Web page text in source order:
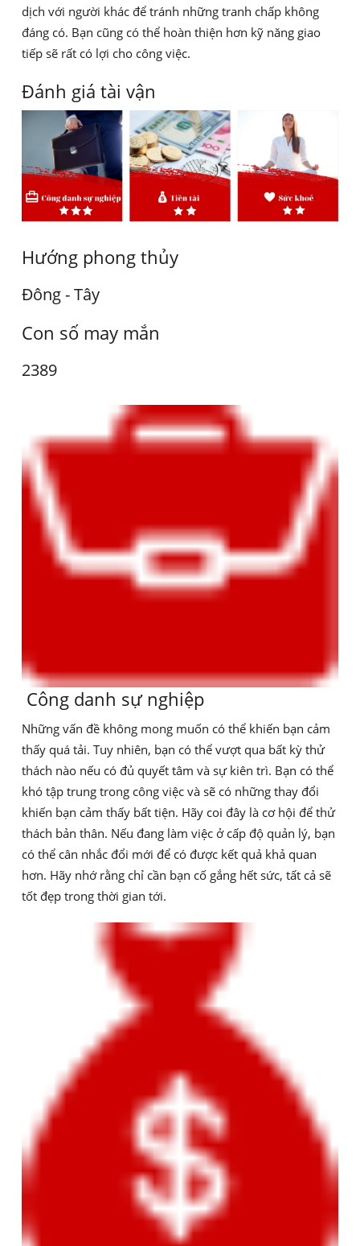
dịch với người khác để tránh những tranh chấp không
đáng có. Bạn cũng có thể hoàn thiện hơn kỹ năng giao
tiếp sẽ rất có lợi cho công việc.
Đánh giá tài vận
Hướng phong thủy
Đông - Tây
Con số may mắn
2389
Công danh sự nghiệp
Những vấn đề không mong muốn có thể khiến bạn cảm
thấy quá tải. Tuy nhiên, bạn có thể vượt qua bất kỳ thử
thách nào nếu có đủ quyết tâm và sự kiên trì. Bạn có thể
khó tập trung trong công việc và sẽ có những thay đổi
khiến bạn cảm thấy bất tiện. Hãy coi đây là cơ hội để thử
thách bản thân. Nếu đang làm việc ở cấp độ quản lý, bạn
có thể cân nhắc đổi mới để có được kết quả khả quan
hơn. Hãy nhớ rằng chỉ cần bạn cố gắng hết sức, tất cả sẽ
tốt đẹp trong thời gian tới.